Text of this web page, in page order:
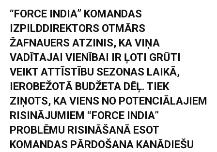
“FORCE INDIA” KOMANDAS
IZPILDDIREKTORS OTMĀRS
ŽAFNAUERS ATZINIS, KA VIŅA
VADĪTAJAI VIENĪBAI IR ĻOTI GRŪTI
VEIKT ATTĪSTĪBU SEZONAS LAIKĀ,
IEROBEŽOTĀ BUDŽETA DĒĻ. TIEK
ZIŅOTS, KA VIENS NO POTENCIĀLAJIEM
RISINĀJUMIEM “FORCE INDIA”
PROBLĒMU RISINĀŠANĀ ESOT
KOMANDAS PĀRDOŠANA KANĀDIEŠU